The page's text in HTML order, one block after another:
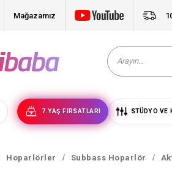
Mağazamız
7.YAŞ FIRSATLARI STÜDYO VE
Hoparlörler Subbass Hoparlör